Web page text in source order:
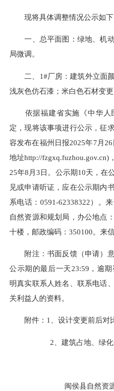
现将具体调整情况公示如下
一、总平面图：绿地、机动
局微调。
二、1#厂房：建筑外立面颜
浅灰色仿石漆；米白色石材变更
依据福建省实施《中华人
定，现将该事项进行公示，征
容发布在福州日报2025年7月
地址http://fzgxq.fuzhou.gov.cn)
25年8月3日。公示期10天，在
见或申请听证，应在公示期内
系电话：0591-62338322）。
自然资源和规划局，办公地点
十楼，邮政编码：350100。来
附注：书面反馈（申请）意
公示期的最后一天23:59，逾
明真实联系人姓名、联系电话
关利益人的资料。
附件：1、设计变更前后对
2、建筑占地、绿化停
闽侯县自然资